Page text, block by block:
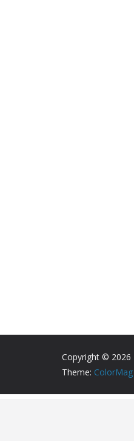
Copyright © 2026
Theme: ColorMag